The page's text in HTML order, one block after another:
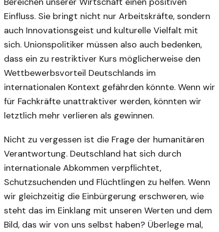
Einfluss. Sie bringt nicht nur Arbeitskräfte, sondern
auch Innovationsgeist und kulturelle Vielfalt mit
sich. Unionspolitiker müssen also auch bedenken,
dass ein zu restriktiver Kurs möglicherweise den
Wettbewerbsvorteil Deutschlands im
internationalen Kontext gefährden könnte. Wenn wir
für Fachkräfte unattraktiver werden, könnten wir
letztlich mehr verlieren als gewinnen.
Nicht zu vergessen ist die Frage der humanitären
Verantwortung. Deutschland hat sich durch
internationale Abkommen verpflichtet,
Schutzsuchenden und Flüchtlingen zu helfen. Wenn
wir gleichzeitig die Einbürgerung erschweren, wie
steht das im Einklang mit unseren Werten und dem
Bild, das wir von uns selbst haben? Überlege mal,